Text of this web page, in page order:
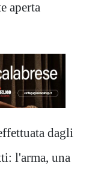
aperta
dagli
l'arma, una